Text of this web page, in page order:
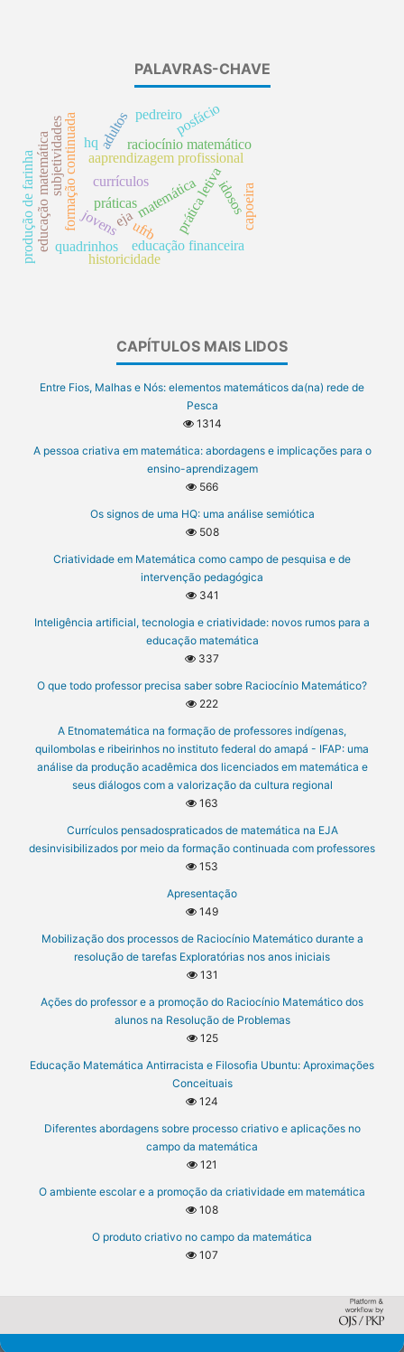
PALAVRAS-CHAVE
raciocínio matemático
aaprendizagem profissional
prática letiva
currículosmatemática
eja
formação continuada
subjetividades
educação financeira
jovens
adultos
idosos
educação matemática quadrinhos
hq
posfácio
produção de farinha práticas
ufrb
pedreiro
capoeira
historicidade
CAPÍTULOS MAIS LIDOS
Entre Fios, Malhas e Nós: elementos matemáticos da(na) rede de
Pesca
1314
A pessoa criativa em matemática: abordagens e implicações para o
ensino-aprendizagem
566
Os signos de uma HQ: uma análise semiótica
508
Criatividade em Matemática como campo de pesquisa e de
intervenção pedagógica
341
Inteligência artificial, tecnologia e criatividade: novos rumos para a
educação matemática
337
O que todo professor precisa saber sobre Raciocínio Matemático?
222
A Etnomatemática na formação de professores indígenas,
quilombolas e ribeirinhos no instituto federal do amapá - IFAP: uma
análise da produção acadêmica dos licenciados em matemática e
seus diálogos com a valorização da cultura regional
163
Currículos pensadospraticados de matemática na EJA
desinvisibilizados por meio da formação continuada com professores
153
Apresentação
149
Mobilização dos processos de Raciocínio Matemático durante a
resolução de tarefas Exploratórias nos anos iniciais
131
Ações do professor e a promoção do Raciocínio Matemático dos
alunos na Resolução de Problemas
125
Educação Matemática Antirracista e Filosofia Ubuntu: Aproximações
Conceituais
124
Diferentes abordagens sobre processo criativo e aplicações no
campo da matemática
121
O ambiente escolar e a promoção da criatividade em matemática
108
O produto criativo no campo da matemática
107